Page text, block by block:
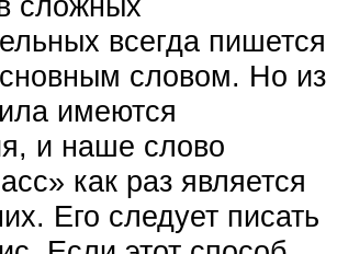
всегда пишется
словом. Но из
имеются
и наше слово
как раз является
Его следует писать